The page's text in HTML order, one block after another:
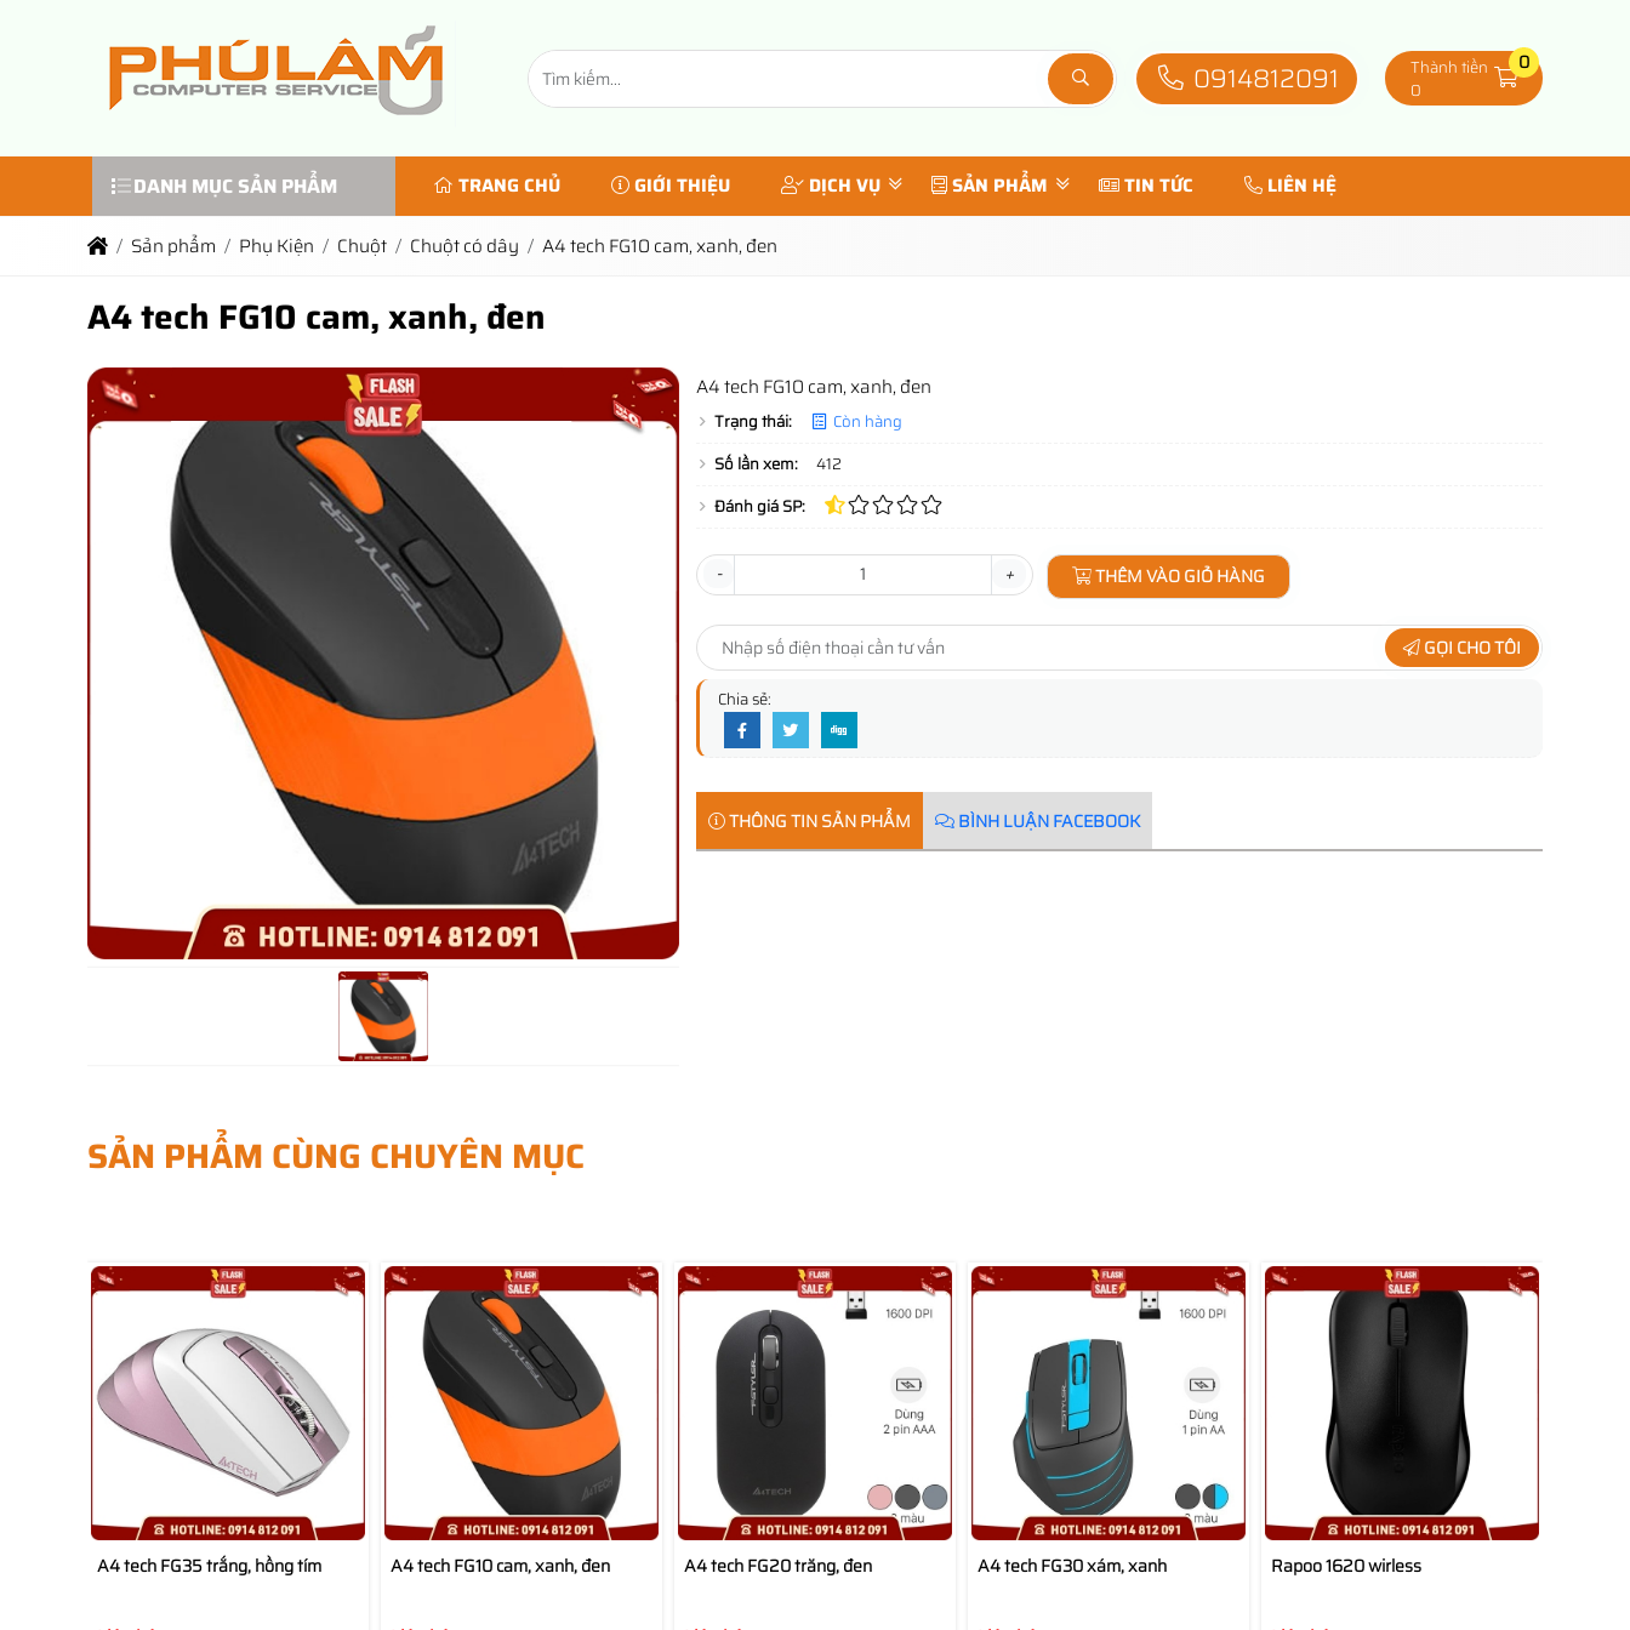
0914812091
Thành tiền
0
0
DANH MỤC SẢN PHẨM TRANG CHỦ GIỚI THIỆU DỊCH VỤ SẢN PHẨM TIN TỨC LIÊN HỆ
Sản phẩm Phụ Kiện Chuột Chuột có dây A4 tech FG10 cam, xanh, đen
A4 tech FG10 cam, xanh, đen
A4 tech FG10 cam, xanh, đen
Trạng thái:
Còn hàng
Số lần xem:
412
Đánh giá SP:
- + THÊM VÀO GIỎ HÀNG
GỌI CHO TÔI
Chia sẻ:
THÔNG TIN SẢN PHẨM BÌNH LUẬN FACEBOOK
SẢN PHẨM CÙNG CHUYÊN MỤC
A4 tech FG35 trắng, hồng tím A4 tech FG10 cam, xanh, đen A4 tech FG20 trăng, đen A4 tech FG30 xám, xanh Rapoo 1620 wirless